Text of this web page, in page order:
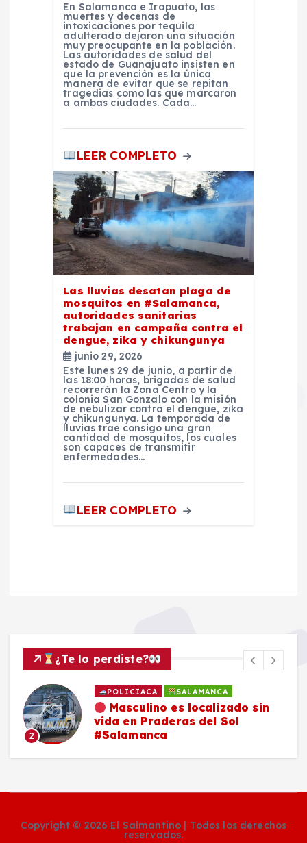
En Salamanca e Irapuato, las
muertes y decenas de
intoxicaciones por tequila
adulterado dejaron una situación
muy preocupante en la población.
Las autoridades de salud del
estado de Guanajuato insisten en
que la prevención es la única
manera de evitar que se repitan
tragedias como las que marcaron
a ambas ciudades. Cada…
LEER COMPLETO
Las lluvias desatan plaga de
mosquitos en #Salamanca,
autoridades sanitarias
trabajan en campaña contra el
dengue, zika y chikungunya
junio 29, 2026
Este lunes 29 de junio, a partir de
las 18:00 horas, brigadas de salud
recorrerán la Zona Centro y la
colonia San Gonzalo con la misión
de nebulizar contra el dengue, zika
y chikungunya. La temporada de
lluvias trae consigo una gran
cantidad de mosquitos, los cuales
son capaces de transmitir
enfermedades…
LEER COMPLETO
¿Te lo perdiste?
2
POLICIACA SALAMANCA
Masculino es localizado sin
vida en Praderas del Sol
#Salamanca
Copyright © 2026 El Salmantino | Todos los derechos
reservados.